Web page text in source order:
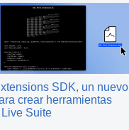
SDK, un nuevo
crear herramientas
Suite